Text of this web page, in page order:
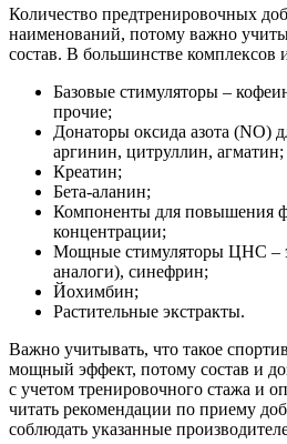
Количество предтренировочных
наименований, потому важно
состав. В большинстве комплексов
Базовые стимуляторы –
прочие;
Донаторы оксида азота (NO)
аргинин, цитруллин, агматин;
Креатин;
Бета-аланин;
Компоненты для повышения
концентрации;
Мощные стимуляторы ЦНС –
аналоги), синефрин;
Йохимбин;
Растительные экстракты.
Важно учитывать, что такое
мощный эффект, потому состав и
с учетом тренировочного стажа и
читать рекомендации по приему
соблюдать указанные